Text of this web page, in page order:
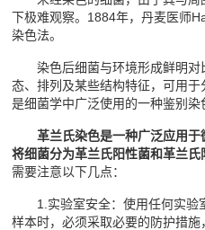
下极难观察。1884年，丹麦医师
染色法。
染色后细菌与环境形成鲜明对
态、排列及某些结构特征，可用
是细菌学中广泛使用的一种鉴别染
革兰氏染色是一种广泛应用
将细菌分为革兰氏阳性菌和革兰氏
需要注意以下几点：
1.实验室安全：使用任何实验
样本时，必须采取必要的防护措施